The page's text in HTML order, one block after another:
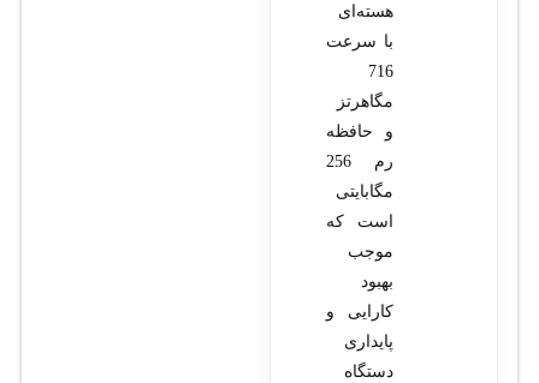
هسته‌ای
با سرعت
716
مگاهرتز
و حافظه
رم 256
مگابایتی
است که
موجب
بهبود
کارایی و
پایداری
دستگاه